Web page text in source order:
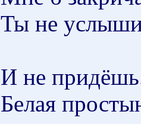
Ты не
И не
Белая